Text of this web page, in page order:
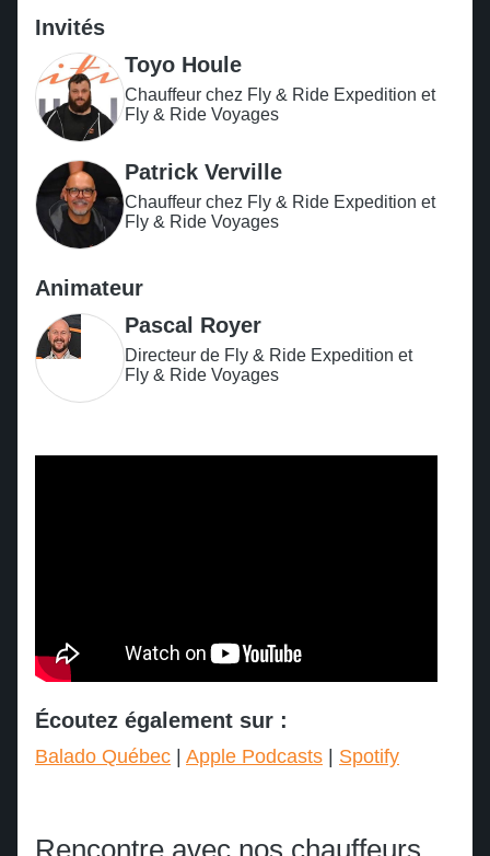
Invités
Toyo Houle
Chauffeur chez Fly & Ride Expedition et
Fly & Ride Voyages
Patrick Verville
Chauffeur chez Fly & Ride Expedition et
Fly & Ride Voyages
Animateur
Pascal Royer
Directeur de Fly & Ride Expedition et
Fly & Ride Voyages
Écoutez également sur :
Balado Québec Apple Podcasts Spotify